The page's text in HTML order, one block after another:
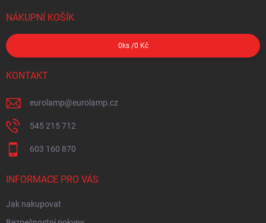
NÁKUPNÍ KOŠÍK
0 ks /0 Kč
KONTAKT
eurolamp@eurolamp.cz
545 215 712
603 160 870
INFORMACE PRO VÁS
Jak nakupovat